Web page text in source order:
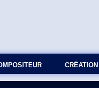
СRÉATION